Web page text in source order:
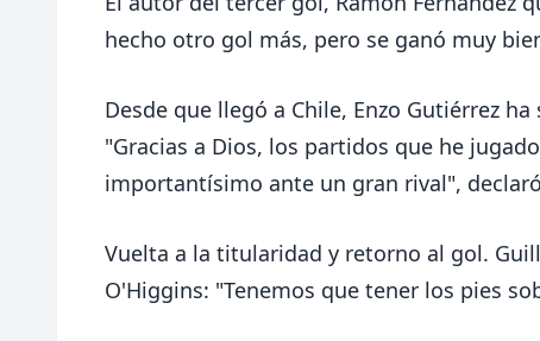
hecho otro gol más, pero se ganó muy
Desde que llegó a Chile, Enzo Gutiérrez
"Gracias a Dios, los partidos que he
importantísimo ante un gran rival",
Vuelta a la titularidad y retorno al gol.
O'Higgins: "Tenemos que tener los pies